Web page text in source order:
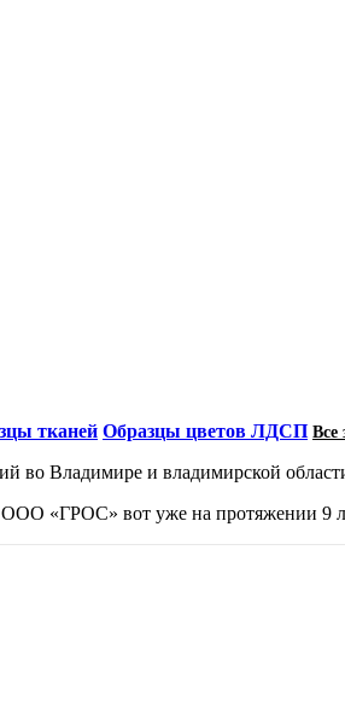
тканей Образцы цветов ЛДСП Все
во Владимире и владимирской
ООО «ГРОС» вот уже на протяжении 9